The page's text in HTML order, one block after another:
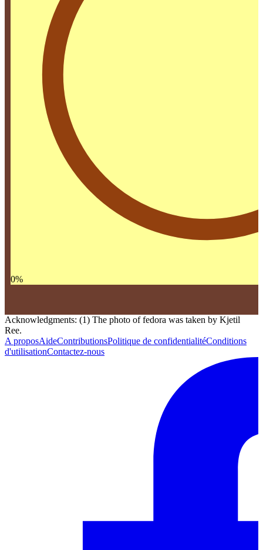
0%
Acknowledgments: (1) The photo of fedora was taken by Kjetil
Ree.
A proposAideContributionsPolitique de confidentialitéConditions
d'utilisationContactez-nous